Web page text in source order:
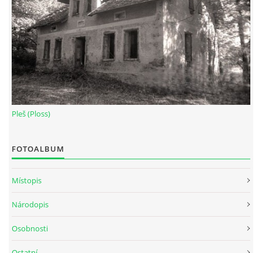
Pleš (Ploss)
FOTOALBUM
Místopis
Národopis
Osobnosti